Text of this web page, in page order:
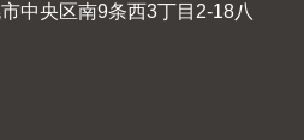
中央区南9条西3丁目2-18八